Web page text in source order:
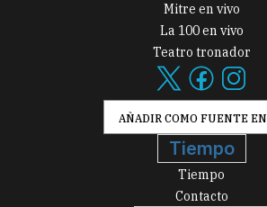
Mitre en vivo
La 100 en vivo
Teatro tronador
AÑADIR COMO FUENTE EN
Tiempo
Tiempo
Contacto